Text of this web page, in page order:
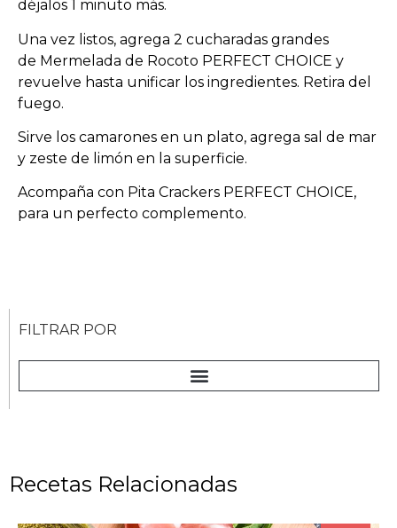
déjalos 1 minuto más.
Una vez listos, agrega 2 cucharadas grandes
de Mermelada de Rocoto PERFECT CHOICE y
revuelve hasta unificar los ingredientes. Retira del
fuego.
Sirve los camarones en un plato, agrega sal de mar
y zeste de limón en la superficie.
Acompaña con Pita Crackers PERFECT CHOICE,
para un perfecto complemento.
FILTRAR POR
Recetas Relacionadas